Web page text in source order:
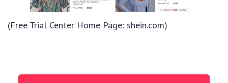
(Free Trial Center Home Page: shein.com)